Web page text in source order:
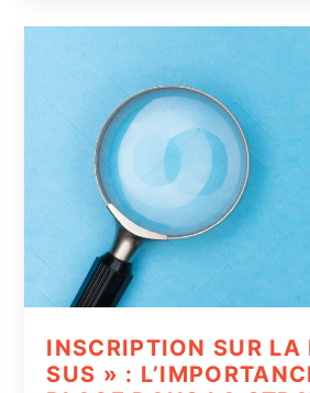
INSCRIPTION SUR LA
SUS » :